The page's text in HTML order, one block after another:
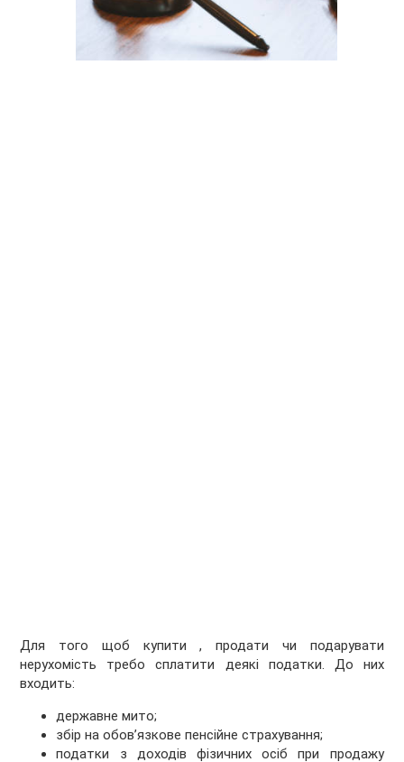
Для того щоб купити , продати чи подарувати
нерухомість требо сплатити деякі податки. До них
входить:
державне мито;
збір на обов’язкове пенсійне страхування;
податки з доходів фізичних осіб при продажу